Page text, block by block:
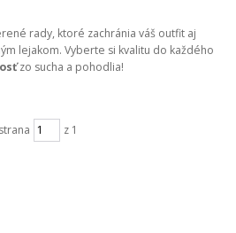
rady, ktoré zachránia váš outfit aj
lejakom. Vyberte si kvalitu do každého
zo sucha a pohodlia!
strana z 1